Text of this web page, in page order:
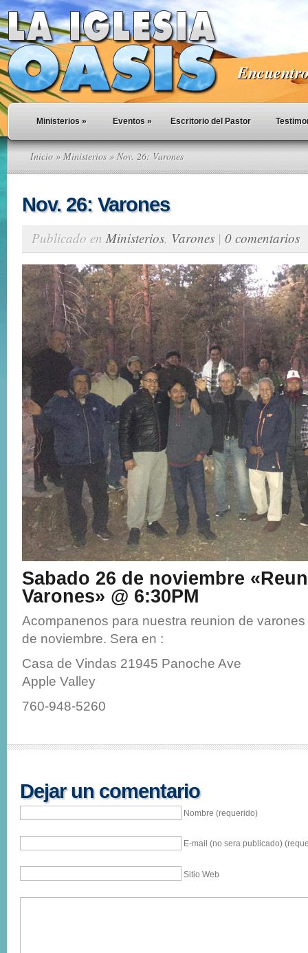
Ministerios » Eventos » Escritorio del Pastor
Inicio » Ministerios» Nov. 26: Varones
Nov. 26: Varones
Publicado en Ministerios, Varones | 0 comentarios
Sabado 26 de noviembre
Varones» @ 6:30PM
Acompanenos para nuestra reunion de
de noviembre. Sera en :
Casa de Vindas 21945 Panoche Ave
Apple Valley
760-948-5260
Dejar un comentario
Nombre (requerido)
E-mail (no sera publicado)
Sitio Web